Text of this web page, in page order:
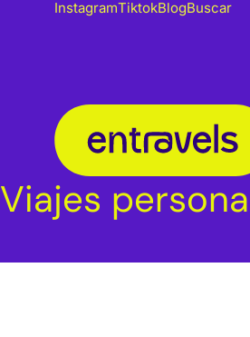
InstagramTiktokBlogBuscar
Viajes